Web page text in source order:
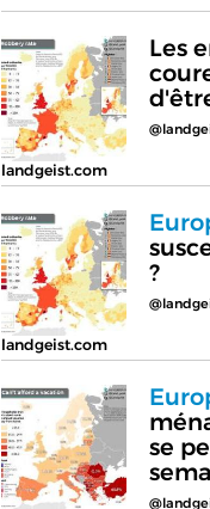
landgeist.com
Les
landgeist.com
?
se